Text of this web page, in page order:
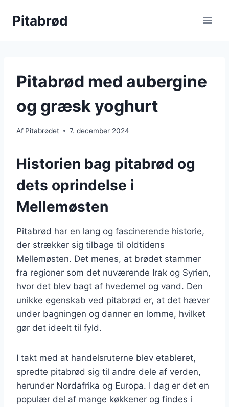
Pitabrød
Pitabrød med aubergine
og græsk yoghurt
Af Pitabrødet 7. december 2024
Historien bag pitabrød og
dets oprindelse i
Mellemøsten
Pitabrød har en lang og fascinerende historie,
der strækker sig tilbage til oldtidens
Mellemøsten. Det menes, at brødet stammer
fra regioner som det nuværende Irak og Syrien,
hvor det blev bagt af hvedemel og vand. Den
unikke egenskab ved pitabrød er, at det hæver
under bagningen og danner en lomme, hvilket
gør det ideelt til fyld.
I takt med at handelsruterne blev etableret,
spredte pitabrød sig til andre dele af verden,
herunder Nordafrika og Europa. I dag er det en
populær del af mange køkkener og findes i